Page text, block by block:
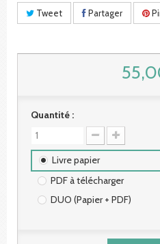
Tweet Partager
Quantité :
Livre papier
PDF à télécharger
DUO (Papier + PDF)